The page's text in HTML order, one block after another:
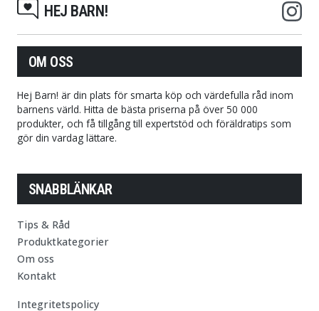
HEJ BARN!
OM OSS
Hej Barn! är din plats för smarta köp och värdefulla råd inom
barnens värld. Hitta de bästa priserna på över 50 000
produkter, och få tillgång till expertstöd och föräldratips som
gör din vardag lättare.
SNABBLÄNKAR
Tips & Råd
Produktkategorier
Om oss
Kontakt
Integritetspolicy